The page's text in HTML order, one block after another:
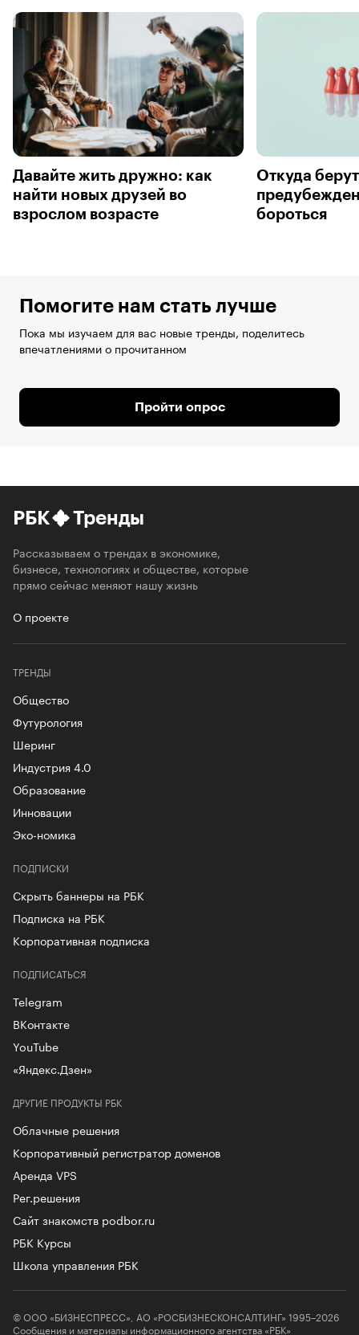
Давайте жить дружно: как
найти новых друзей во
взрослом возрасте
Откуда
бороться
Помогите нам стать лучше
Пока мы изучаем для вас новые тренды, поделитесь
впечатлениями о прочитанном
Пройти опрос
РБК Тренды
Рассказываем о трендах в экономике,
бизнесе, технологиях и обществе, которые
прямо сейчас меняют нашу жизнь
О проекте
ТРЕНДЫ
Общество
Футурология
Шеринг
Индустрия 4.0
Образование
Инновации
Эко-номика
ПОДПИСКИ
Скрыть баннеры на РБК
Подписка на РБК
Корпоративная подписка
ДРУГИЕ ПРОДУКТЫ РБК
Облачные решения
Корпоративный регистратор доменов
Аренда VPS
Рег.решения
Сайт знакомств podbor.ru
РБК Курсы
Школа управления РБК
ПОДПИСАТЬСЯ
Telegram
ВКонтакте
YouTube
«Яндекс.Дзен»
© ООО «БИЗНЕСПРЕСС», АО «РОСБИЗНЕСКОНСАЛТИНГ» 1995–2026
Сообщения и материалы информационного агентства «РБК»